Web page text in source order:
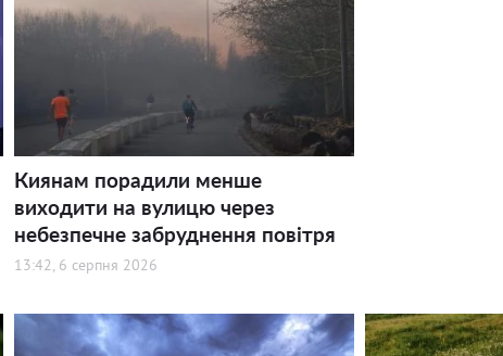
Киянам порадили менше
виходити на вулицю через
небезпечне забруднення повітря
13:42, 6 серпня 2026